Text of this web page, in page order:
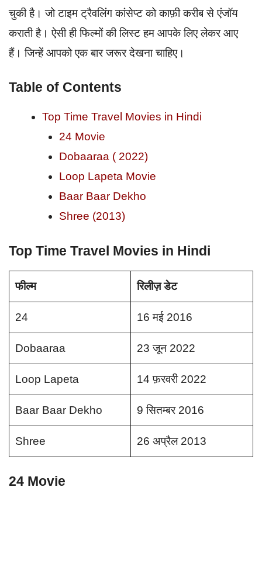
चुकी है। जो टाइम ट्रैवलिंग कांसेप्ट को काफ़ी करीब से एंजॉय
कराती है। ऐसी ही फिल्मों की लिस्ट हम आपके लिए लेकर आए
हैं। जिन्हें आपको एक बार जरूर देखना चाहिए।
Table of Contents
Top Time Travel Movies in Hindi
24 Movie
Dobaaraa ( 2022)
Loop Lapeta Movie
Baar Baar Dekho
Shree (2013)
Top Time Travel Movies in Hindi
फील्म रिलीज़ डेट
24 16 मई 2016
Dobaaraa 23 जून 2022
Loop Lapeta 14 फ़रवरी 2022
Baar Baar Dekho 9 सितम्बर 2016
Shree 26 अप्रैल 2013
24 Movie